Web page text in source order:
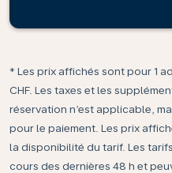
* Les prix affichés sont pour 1
CHF. Les taxes et les
réservation n’est applicable,
pour le paiement. Les prix
la disponibilité du tarif. Les
cours des dernières 48 h et